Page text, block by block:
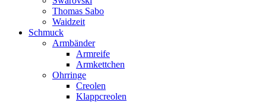
Thomas Sabo
Waidzeit
Schmuck
Armbänder
Armreife
Armkettchen
Ohrringe
Creolen
Klappcreolen